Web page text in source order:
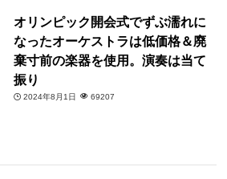
オリンピック開会式でずぶ濡れに
なったオーケストラは低価格＆廃
棄寸前の楽器を使用。演奏は当て
振り
2024年8月1日 69207